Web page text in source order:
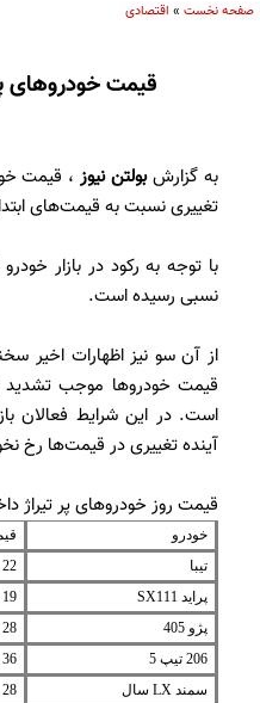
صفحه نخست » اقتصادی
قیمت خودروهای
به گزارشبولتن نیوز، قیمت
تغییری نسبت به قیمت‌های
با توجه به رکود در بازار
نسبی رسیده است.
از آن سو نیز اظهارات اخیر
قیمت خودروها موجب تشدید
است. در این شرایط فعالان
آینده تغییری در قیمت‌ها رخ
قیمت روز خودروهای پر تیراژ
خودرو
تیبا
22 میلیون و 300 هزار
پراید SX111
19 میلیون
پژو 405
28 میلیون و 300 هزار
206 تیپ 5
36 میلیون و 400 هزار
سمند LX سال
28 میلیون